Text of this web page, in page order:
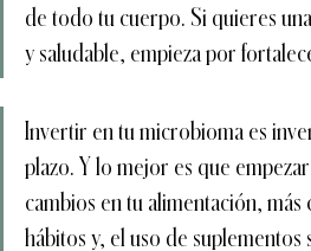
de todo tu cuerpo. Si quieres
y saludable, empieza por
Invertir en tu microbioma es
plazo. Y lo mejor es que
cambios en tu alimentación, más
hábitos y, el uso de suplementos